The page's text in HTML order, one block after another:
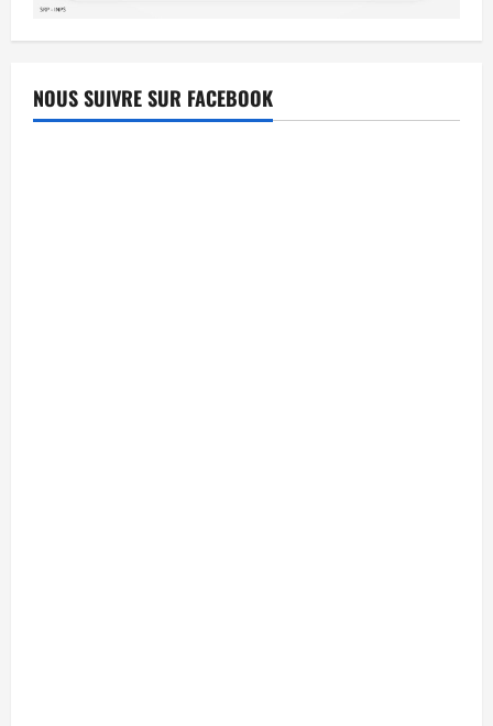
NOUS SUIVRE SUR FACEBOOK